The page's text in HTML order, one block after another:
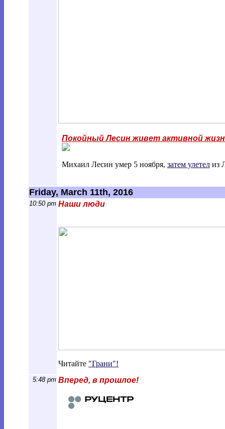
Покойный Лесин живет активной
Михаил Лесин умер 5 ноября, затем улетел из
Friday, March 11th, 2016
10:50 pm Наши люди
Читайте "Грани"!
5:48 pm Вперед, в прошлое!